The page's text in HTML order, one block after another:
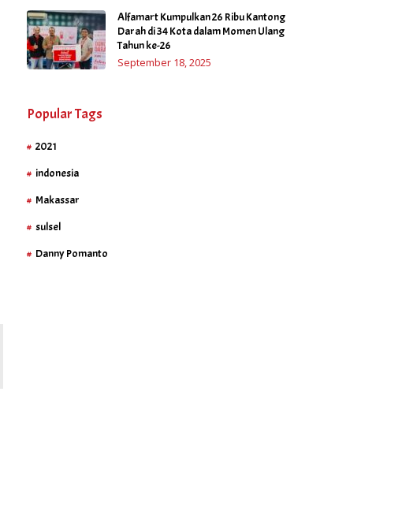
Alfamart Kumpulkan 26 Ribu Kantong
Darah di 34 Kota dalam Momen Ulang
Tahun ke-26
September 18, 2025
Popular Tags
2021
indonesia
Makassar
sulsel
Danny Pomanto